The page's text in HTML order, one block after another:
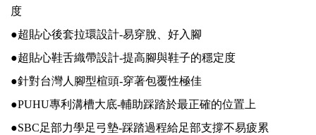
度
●超貼心後套拉環設計-易穿脫、好入腳
●超貼心鞋舌織帶設計-提高腳與鞋子的穩定度
●針對台灣人腳型楦頭-穿著包覆性極佳
●PUHU專利溝槽大底-輔助踩踏於最正確的位置上
●SBC足部力學足弓墊-踩踏過程給足部支撐不易疲累